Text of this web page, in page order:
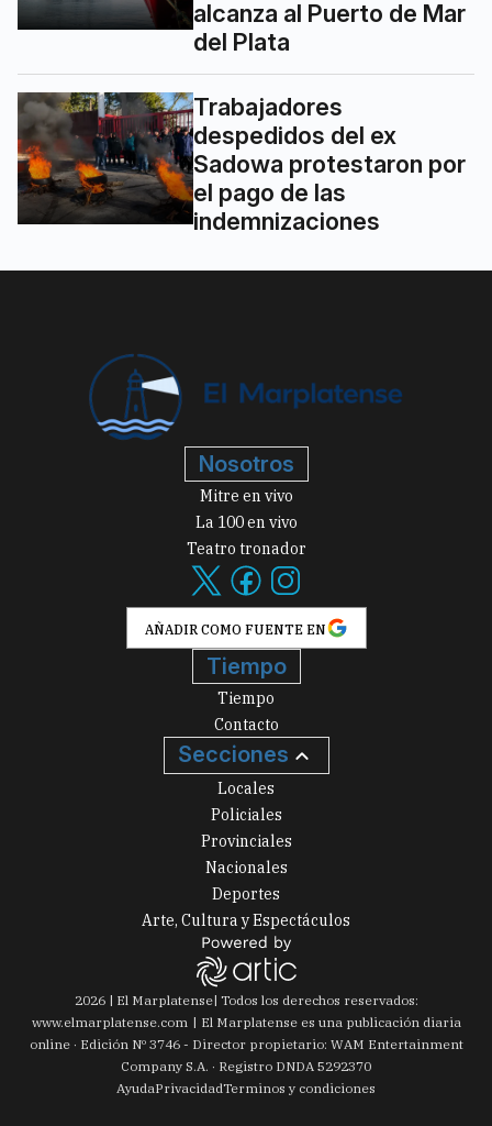
alcanza al Puerto de Mar
del Plata
Trabajadores
despedidos del ex
Sadowa protestaron por
el pago de las
indemnizaciones
Nosotros
Mitre en vivo
La 100 en vivo
Teatro tronador
AÑADIR COMO FUENTE EN
Tiempo
Tiempo
Contacto
Secciones
Locales
Policiales
Provinciales
Nacionales
Deportes
Arte, Cultura y Espectáculos
2026| El Marplatense| Todos los derechos reservados:
www.elmarplatense.com
El Marplatense es una publicación diaria
online · Edición Nº 3746- Director propietario: WAM Entertainment
Company S.A. · Registro DNDA 5292370
AyudaPrivacidadTerminos y condiciones